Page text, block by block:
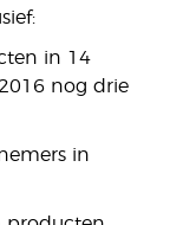
in 14
nog drie
in